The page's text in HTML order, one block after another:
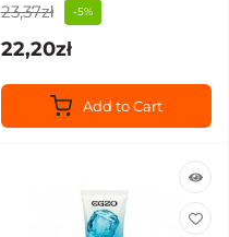
23,37zł -5%
22,20zł
Add to Cart